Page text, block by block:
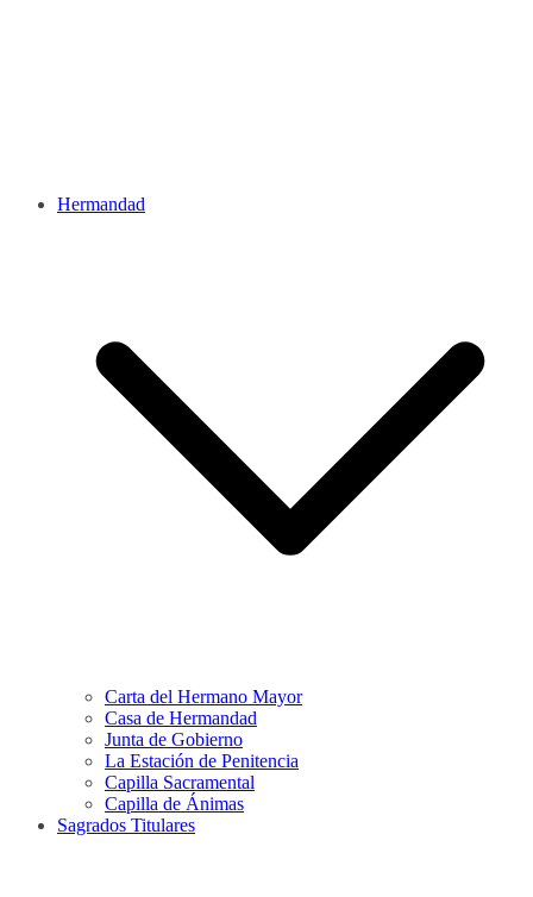
Hermandad
Carta del Hermano Mayor
Casa de Hermandad
Junta de Gobierno
La Estación de Penitencia
Capilla Sacramental
Capilla de Ánimas
Sagrados Titulares